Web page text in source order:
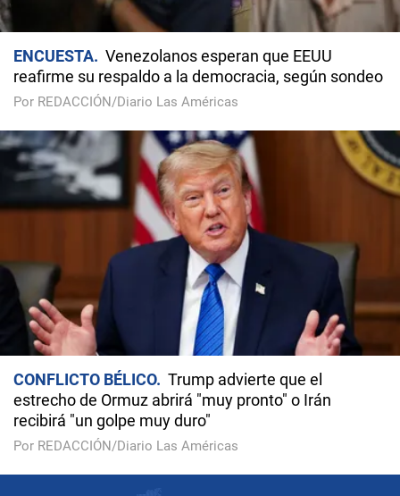
ENCUESTA
Venezolanos esperan que EEUU
reafirme su respaldo a la democracia, según sondeo
Por REDACCIÓN/Diario Las Américas
CONFLICTO BÉLICO
Trump advierte que el
estrecho de Ormuz abrirá "muy pronto" o Irán
recibirá "un golpe muy duro"
Por REDACCIÓN/Diario Las Américas